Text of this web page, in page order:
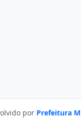
por Prefeitura